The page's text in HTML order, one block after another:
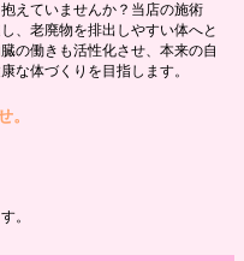
えていませんか？当店の施術
、老廃物を排出しやすい体へと
の働きも活性化させ、本来の自
な体づくりを目指します。
。
。